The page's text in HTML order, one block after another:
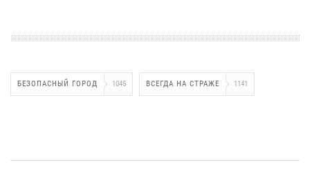
БЕЗОПАСНЫЙ ГОРОД 1045 ВСЕГДА НА СТРАЖЕ 1141